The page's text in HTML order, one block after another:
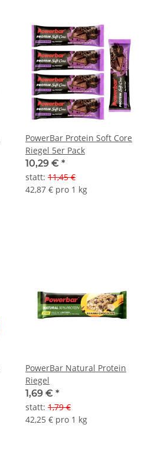
PowerBar Protein Soft Core
Riegel 5er Pack
10,29 € *
statt: 11,45 €
42,87 € pro 1 kg
PowerBar Natural Protein
Riegel
1,69 € *
statt: 1,79 €
42,25 € pro 1 kg